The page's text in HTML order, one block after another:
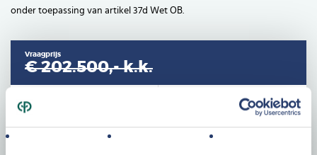
onder toepassing van artikel 37d Wet OB.
Vraagprijs
€ 202.500,-k.k.